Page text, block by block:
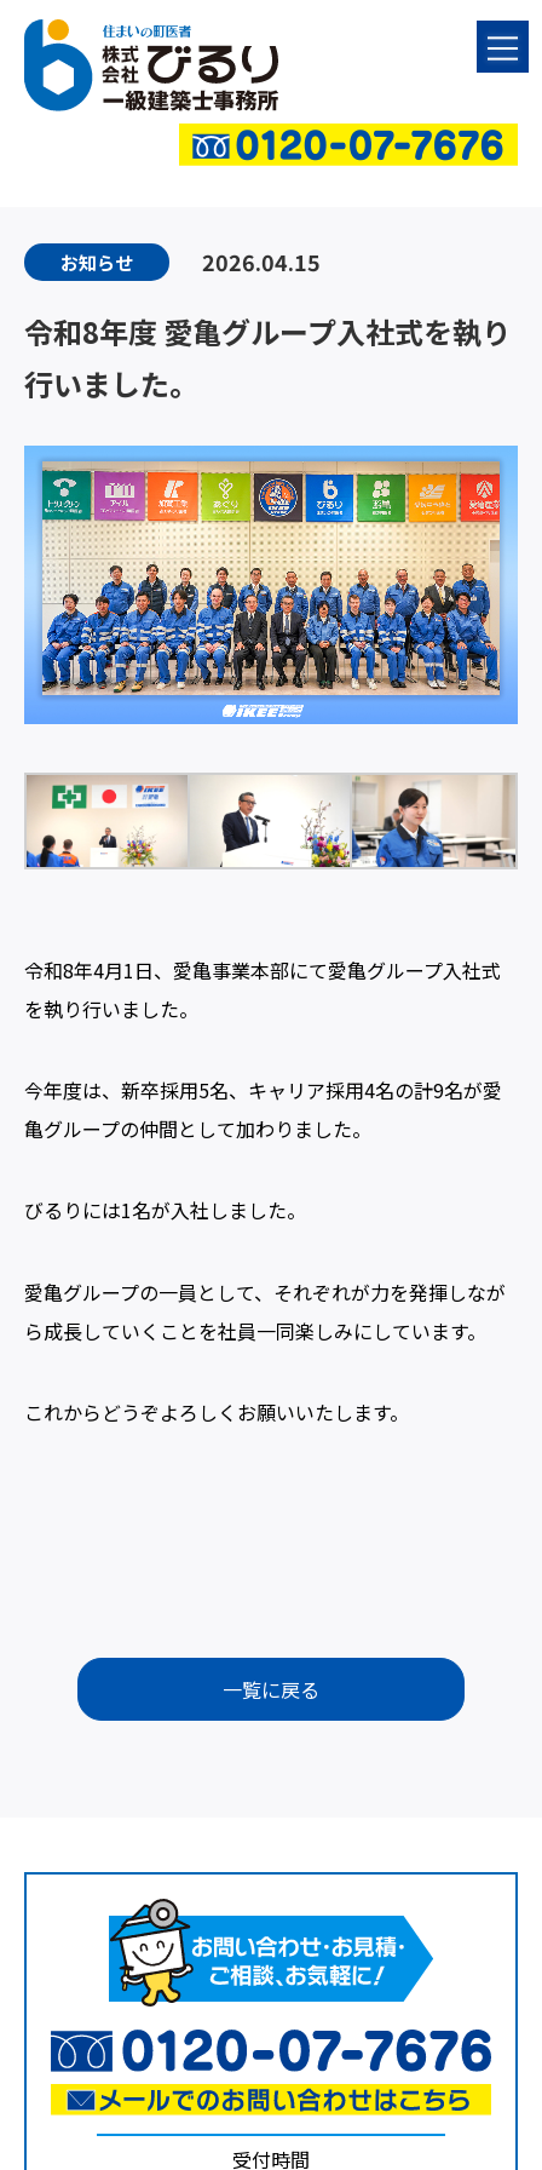
お知らせ 2026.04.15
令和8年度 愛亀グループ入社式を執り
行いました。
令和8年4月1日、愛亀事業本部にて愛亀グループ入社式
を執り行いました。
今年度は、新卒採用5名、キャリア採用4名の計9名が愛
亀グループの仲間として加わりました。
びるりには1名が入社しました。
愛亀グループの一員として、それぞれが力を発揮しなが
ら成長していくことを社員一同楽しみにしています。
これからどうぞよろしくお願いいたします。
一覧に戻る
受付時間